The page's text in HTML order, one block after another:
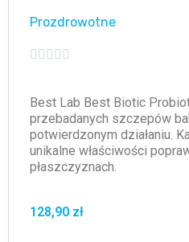
Prozdrowotne
    
Best Lab Best Biotic
przebadanych szczepów
potwierdzonym działaniu.
unikalne właściwości
płaszczyznach.
128,90 zł